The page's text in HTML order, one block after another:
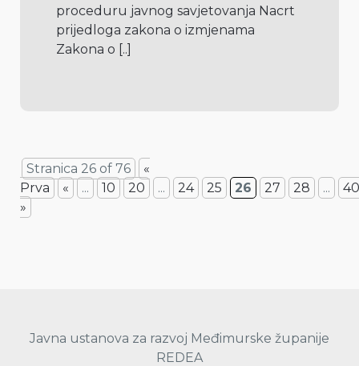
proceduru javnog savjetovanja Nacrt
prijedloga zakona o izmjenama
Zakona o [..]
Stranica 26 of 76
«
Prva
« ... 10 20 ... 24 25 26 27 28 ...
40
»
Javna ustanova za razvoj Međimurske županije
REDEA